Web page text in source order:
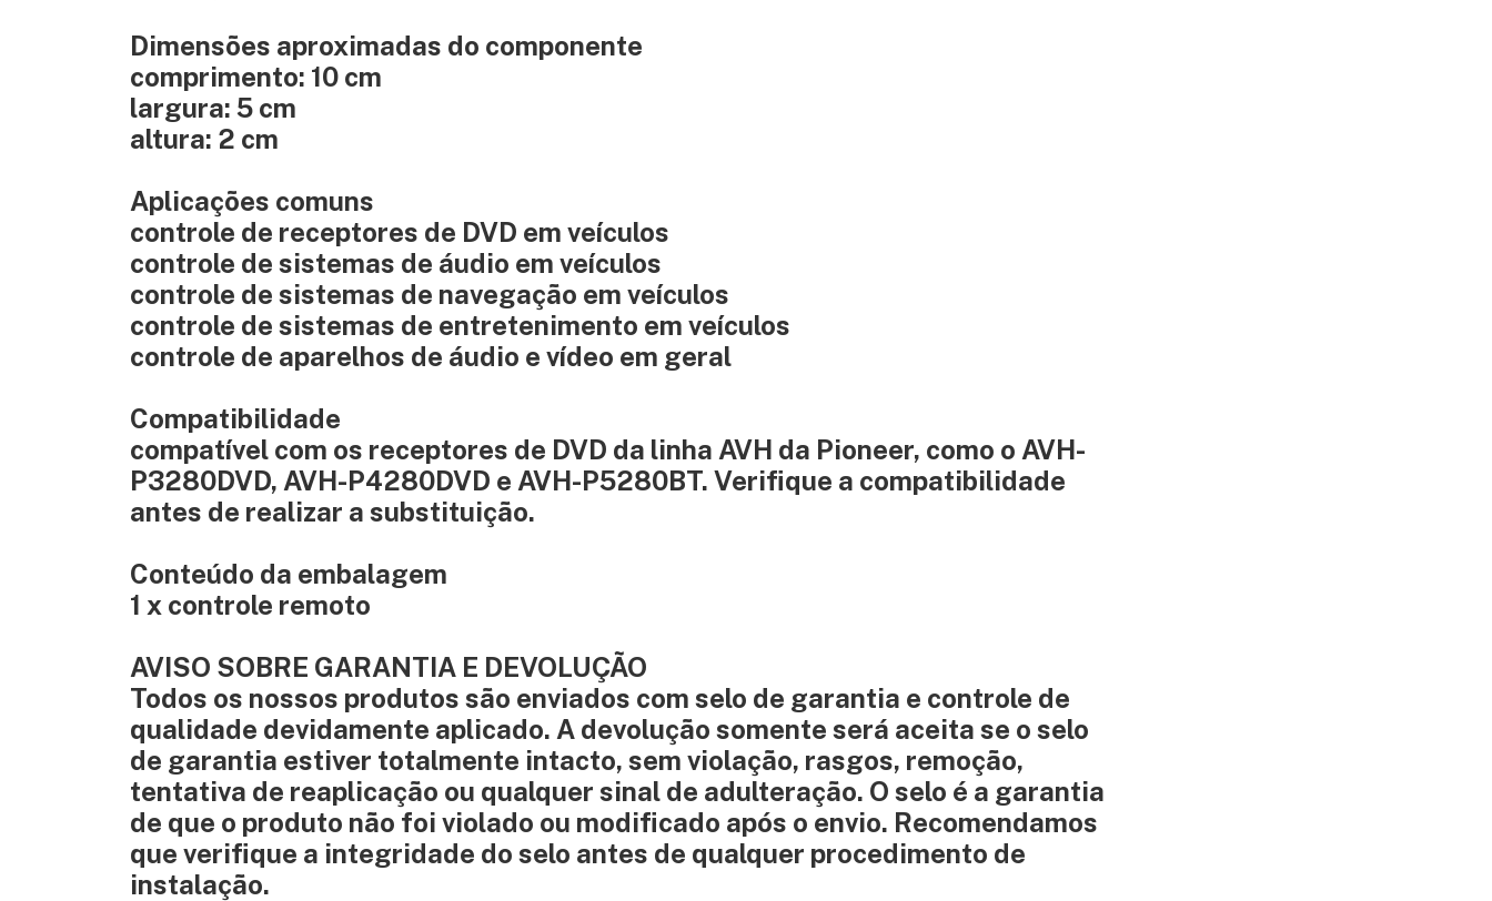
Dimensões aproximadas do componente
comprimento: 10 cm
largura: 5 cm
altura: 2 cm
Aplicações comuns
controle de receptores de DVD em veículos
controle de sistemas de áudio em veículos
controle de sistemas de navegação em veículos
controle de sistemas de entretenimento em veículos
controle de aparelhos de áudio e vídeo em geral
Compatibilidade
compatível com os receptores de DVD da linha AVH da Pioneer, como o AVH-
P3280DVD, AVH-P4280DVD e AVH-P5280BT. Verifique a compatibilidade
antes de realizar a substituição.
Conteúdo da embalagem
1 x controle remoto
AVISO SOBRE GARANTIA E DEVOLUÇÃO
Todos os nossos produtos são enviados com selo de garantia e controle de
qualidade devidamente aplicado. A devolução somente será aceita se o selo
de garantia estiver totalmente intacto, sem violação, rasgos, remoção,
tentativa de reaplicação ou qualquer sinal de adulteração. O selo é a garantia
de que o produto não foi violado ou modificado após o envio. Recomendamos
que verifique a integridade do selo antes de qualquer procedimento de
instalação.